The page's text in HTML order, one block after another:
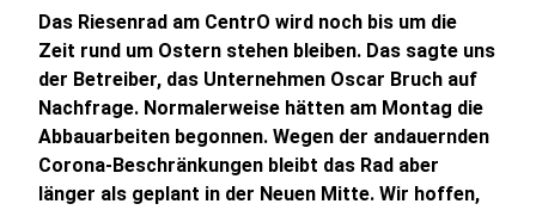
Das Riesenrad am CentrO wird noch bis um die
Zeit rund um Ostern stehen bleiben. Das sagte uns
der Betreiber, das Unternehmen Oscar Bruch auf
Nachfrage. Normalerweise hätten am Montag die
Abbauarbeiten begonnen. Wegen der andauernden
Corona-Beschränkungen bleibt das Rad aber
länger als geplant in der Neuen Mitte. Wir hoffen,